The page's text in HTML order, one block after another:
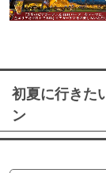
初夏に行きた
ン